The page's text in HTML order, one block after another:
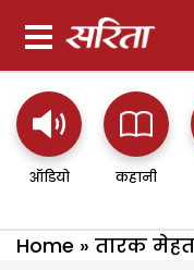
ऑडियो कहानी
Home » तारक